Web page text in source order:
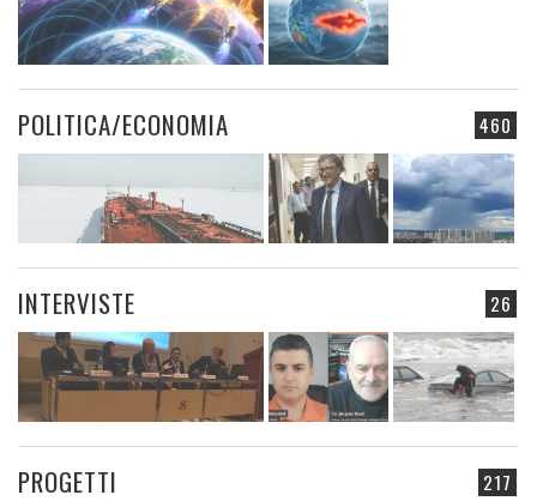
460
POLITICA/ECONOMIA
26
INTERVISTE
217
PROGETTI